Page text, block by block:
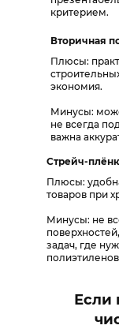
критерием.
Вторичная
Плюсы:
экономия.
Минусы:
не всегда
важна
Стрейч-
Плюсы:
товаров при
Минусы: не
задач, где
Если